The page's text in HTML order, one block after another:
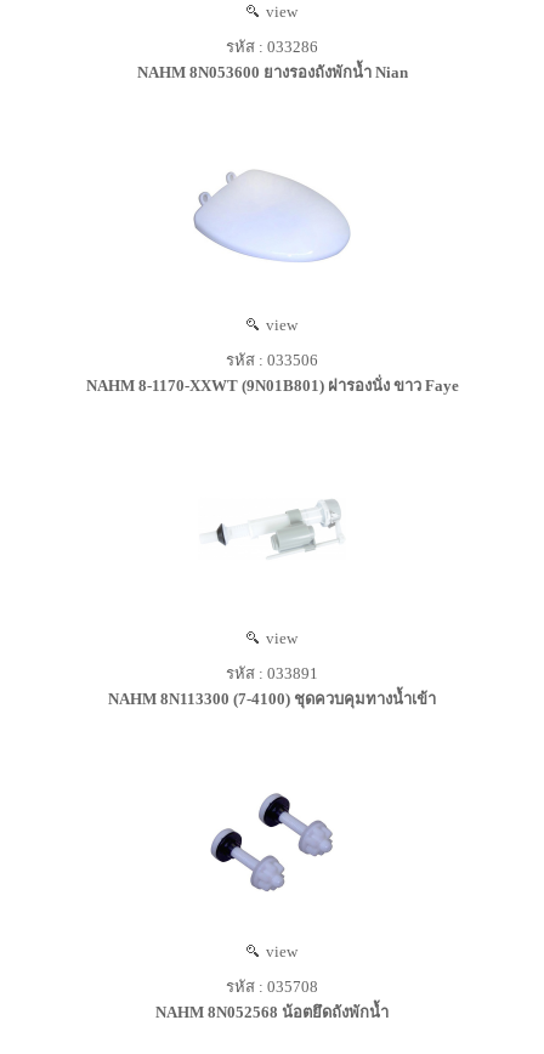
view
รหัส : 033286
NAHM 8N053600 ยางรองถังพักน้ำ Nian
view
รหัส : 033506
NAHM 8-1170-XXWT (9N01B801) ฝารองนั่ง ขาว Faye
view
รหัส : 033891
NAHM 8N113300 (7-4100) ชุดควบคุมทางน้ำเข้า
view
รหัส : 035708
NAHM 8N052568 น้อตยึดถังพักน้ำ